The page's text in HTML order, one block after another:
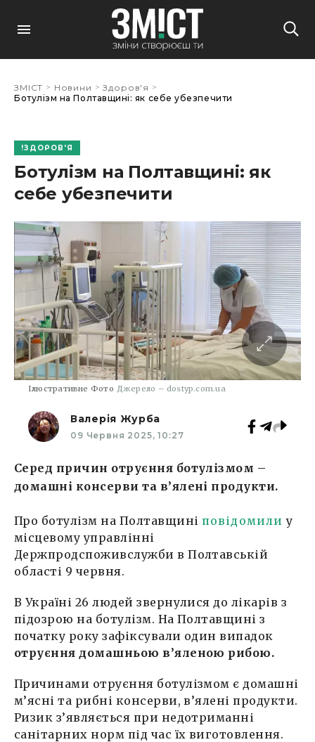
ЗМІСТ > Новини > Здоров'я >
Ботулізм на Полтавщині: як себе убезпечити
ЗДОРОВ'Я
Ботулізм на Полтавщині: як
себе убезпечити
Ілюстративне Фото Джерело – dostyp.com.ua
Валерія Журба
09 Червня 2025, 10:27
Серед причин отруєння ботулізмом –
домашні консерви та в’ялені продукти.
Про ботулізм на Полтавщині повідомили у
місцевому управлінні
Держпродспоживслужби в Полтавській
області 9 червня.
В Україні 26 людей звернулися до лікарів з
підозрою на ботулізм. На Полтавщині з
початку року зафіксували один випадок
отруєння домашньою в’яленою рибою.
Причинами отруєння ботулізмом є домашні
м’ясні та рибні консерви, в’ялені продукти.
Ризик з’являється при недотриманні
санітарних норм під час їх виготовлення.